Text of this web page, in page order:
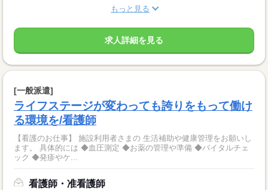
もっと見る
求人詳細を見る
[一般派遣]
ライフステージが変わっても誇りをもって働け
る環境を/看護師
【看護のお仕事】 施設利用者さまの 生活補助や健康管理をお願いし
ます。 具体的には ◆血圧測定 ◆お薬の管理や準備 ◆バイタルチェ
ック ◆発疹やケ...
看護師・准看護師